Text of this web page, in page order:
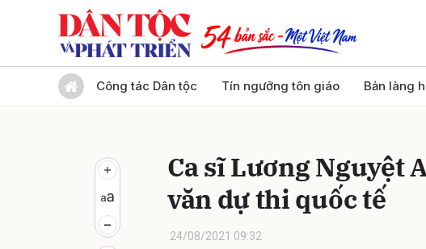
Công tác Dân tộc Tín ngưỡng tôn giáo Bản làng
Ca sĩ Lương Nguyệt
văn dự thi quốc tế
24/08/2021 09:32
Gửi bình